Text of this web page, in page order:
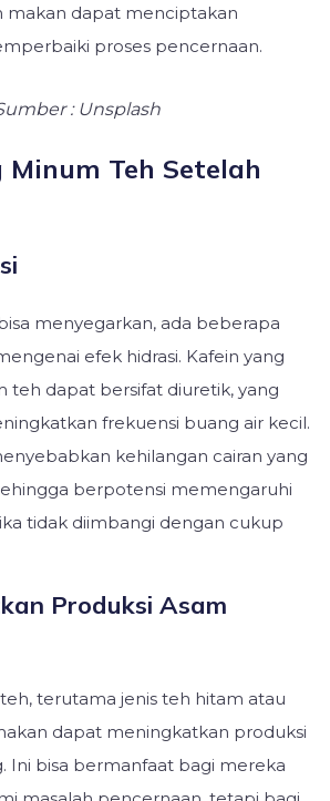
makan dapat menciptakan
proses pencernaan.
: Unsplash
Minum Teh Setelah
menyegarkan, ada beberapa
efek hidrasi. Kafein yang
teh dapat bersifat diuretik, yang
frekuensi buang air kecil.
kehilangan cairan yang
berpotensi memengaruhi
tidak diimbangi dengan cukup
Produksi Asam
terutama jenis teh hitam atau
dapat meningkatkan produksi
Ini bisa bermanfaat bagi mereka